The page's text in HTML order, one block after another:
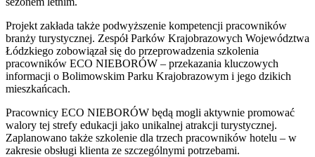
Projekt zakłada także podwyższenie kompetencji pracowników
branży turystycznej. Zespół Parków Krajobrazowych Województwa
Łódzkiego zobowiązał się do przeprowadzenia szkolenia
pracowników ECO NIEBORÓW – przekazania kluczowych
informacji o Bolimowskim Parku Krajobrazowym i jego dzikich
mieszkańcach.
Pracownicy ECO NIEBORÓW będą mogli aktywnie promować
walory tej strefy edukacji jako unikalnej atrakcji turystycznej.
Zaplanowano także szkolenie dla trzech pracowników hotelu – w
zakresie obsługi klienta ze szczególnymi potrzebami.